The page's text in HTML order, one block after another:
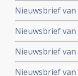
Nieuwsbrief van
Nieuwsbrief van
Nieuwsbrief van
Nieuwsbrief van